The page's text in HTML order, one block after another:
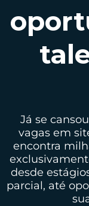
Já se
vagas em
encontra
desde
parcial, até